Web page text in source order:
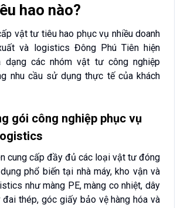
hao nào?
vật tư tiêu hao phục vụ nhiều doanh
và logistics Đông Phú Tiên hiện
dạng các nhóm vật tư công nghiệp
nhu cầu sử dụng thực tế của khách
gói công nghiệp phục vụ
cung cấp đầy đủ các loại vật tư đóng
phổ biến tại nhà máy, kho vận và
như màng PE, màng co nhiệt, dây
đai thép, góc giấy bảo vệ hàng hóa và